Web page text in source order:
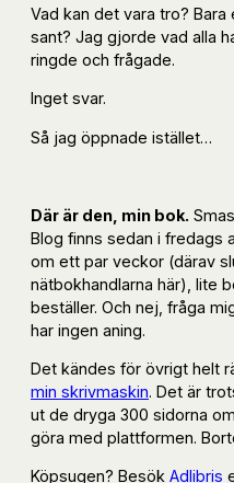
Vad kan det vara tro?
sant? Jag gjorde vad alla
ringde och frågade.
Inget svar.
Så jag öppnade istället…
Där är den, min bok.
Blog finns sedan i fredags
om ett par veckor (därav
nätbokhandlarna här), lite
beställer. Och nej, fråga
har ingen aning.
Det kändes för övrigt helt
min skrivmaskin. Det är
ut de dryga 300 sidorna
göra med plattformen.
Köpsugen? Besök Adlibris